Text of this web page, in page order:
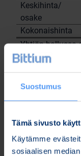
Suostumus
Tämä sivusto
Käytämme
sosiaalisen
Keskihinta/
osake
Kokonaishinta
Yhtiön hallussa
24.8.2023
kpl.
Janne
Lisätietoja: